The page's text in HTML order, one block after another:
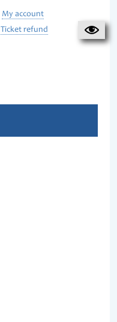
My account
Ticket refund